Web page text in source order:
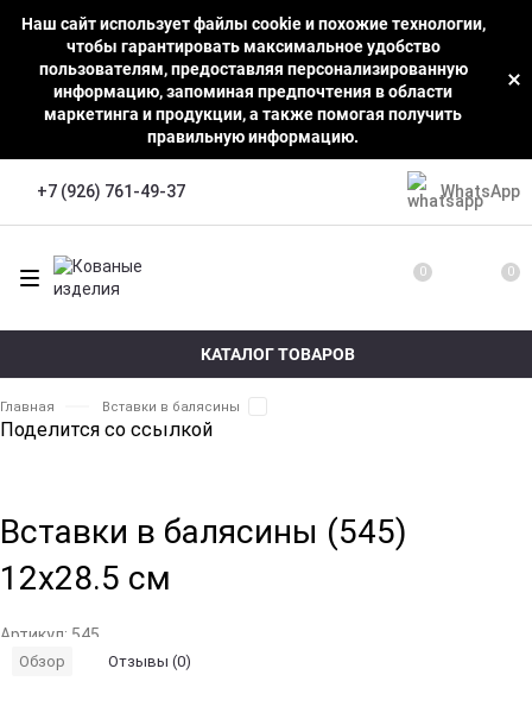
Наш сайт использует файлы cookie и похожие технологии,
чтобы гарантировать максимальное удобство
пользователям, предоставляя персонализированную
информацию, запоминая предпочтения в области
маркетинга и продукции, а также помогая получить
правильную информацию.
+7 (926) 761-49-37 WhatsApp
КАТАЛОГ ТОВАРОВ
0 0
Главная Вставки в балясины
Поделится со ссылкой
Вставки в балясины (545)
12x28.5 см
Артикул: 545
Обзор Отзывы (0)